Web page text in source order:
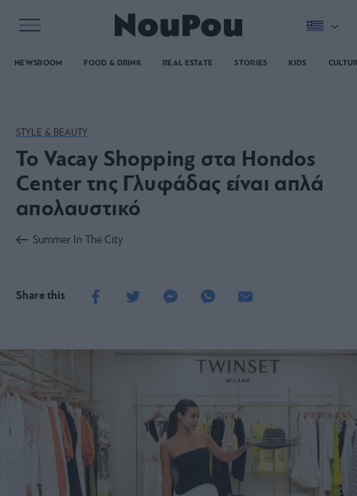
NEWSROOM FOOD & DRINK REAL ESTATE STORIES KIDS
STYLE & BEAUTY
Το Vacay Shopping στα Hondos
Center της Γλυφάδας είναι απλά
απολαυστικό
Summer In The City
Share this